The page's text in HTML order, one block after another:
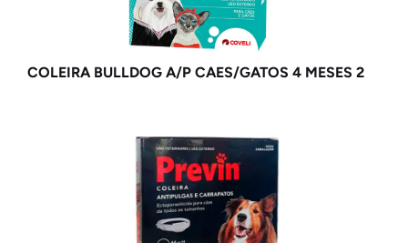
COLEIRA BULLDOG A/P CAES/GATOS 4 MESES 2